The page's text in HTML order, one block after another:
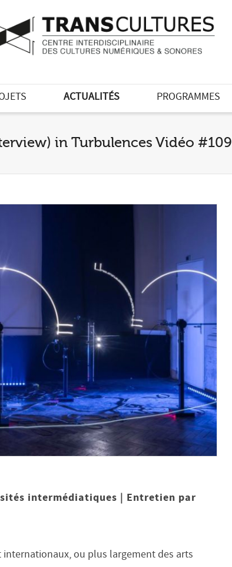
ACTUALITÉS PROGRAMMES
in Turbulences Vidéo #109
intermédiatiques | Entretien par
ou plus largement des arts